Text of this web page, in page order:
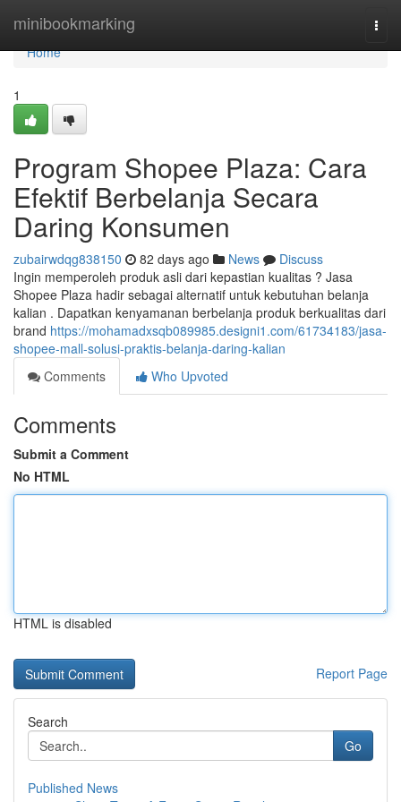
minibookmarking
Home
Home
1
Program Shopee Plaza: Cara
Efektif Berbelanja Secara
Daring Konsumen
zubairwdqg838150 82 days ago News
Discuss
Ingin memperoleh produk asli dari kepastian kualitas ? Jasa
Shopee Plaza hadir sebagai alternatif untuk kebutuhan belanja
kalian . Dapatkan kenyamanan berbelanja produk berkualitas dari
brand https://mohamadxsqb089985.designi1.com/61734183/jasa-
shopee-mall-solusi-praktis-belanja-daring-kalian
Comments
Who Upvoted
Comments
Submit a Comment
No HTML
HTML is disabled
Report Page
Search
Go
Published News